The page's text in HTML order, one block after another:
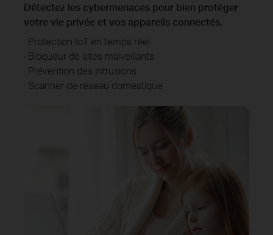
Détectez les cybermenaces pour bien protéger
votre vie privée et vos appareils connectés.
· Protection IoT en temps réel
· Bloqueur de sites malveillants
· Prévention des intrusions
· Scanner de réseau domestique